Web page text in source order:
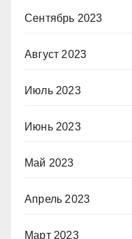
Сентябрь 2023
Август 2023
Июль 2023
Июнь 2023
Май 2023
Апрель 2023
Март 2023